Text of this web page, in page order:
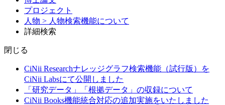
プロジェクト
人物 > 人物検索機能について
詳細検索
閉じる
CiNii Researchナレッジグラフ検索機能（試行版）を
CiNii Labsにて公開しました
「研究データ」「根拠データ」の収録について
CiNii Books機能統合対応の追加実施をいたしました